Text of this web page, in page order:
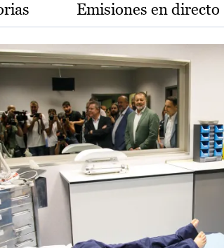
Emisiones en directo